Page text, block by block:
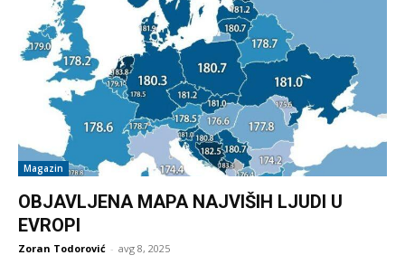
Magazin
OBJAVLJENA MAPA NAJVIŠIH LJUDI U
EVROPI
Zoran Todorović - avg 8, 2025